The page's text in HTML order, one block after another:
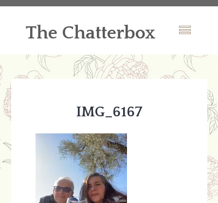
The Chatterbox
IMG_6167